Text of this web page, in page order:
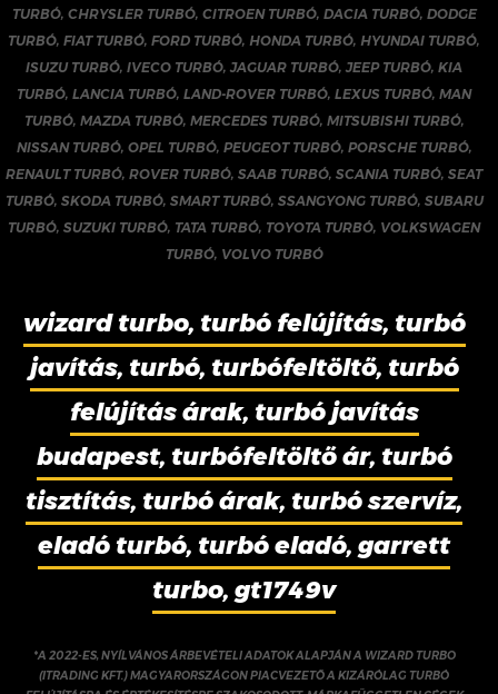
TURBÓ, CHRYSLER TURBÓ, CITROEN TURBÓ, DACIA TURBÓ, DODGE
TURBÓ,FIAT TURBÓ,FORD TURBÓ, HONDA TURBÓ, HYUNDAI TURBÓ,
ISUZU TURBÓ,IVECO TURBÓ,JAGUAR TURBÓ,JEEP TURBÓ,KIA
TURBÓ,LANCIA TURBÓ,LAND-ROVER TURBÓ,LEXUS TURBÓ,MAN
TURBÓ, MAZDA TURBÓ, MERCEDES TURBÓ, MITSUBISHI TURBÓ,
NISSAN TURBÓ, OPEL TURBÓ, PEUGEOT TURBÓ, PORSCHE TURBÓ,
RENAULT TURBÓ,ROVER TURBÓ,SAAB TURBÓ,SCANIA TURBÓ,SEAT
TURBÓ, SKODA TURBÓ, SMART TURBÓ, SSANGYONG TURBÓ, SUBARU
TURBÓ,SUZUKI TURBÓ, TATA TURBÓ, TOYOTA TURBÓ, VOLKSWAGEN
TURBÓ, VOLVO TURBÓ
wizard turbo, turbó felújítás, turbó
javítás, turbó, turbófeltöltő, turbó
felújítás árak, turbó javítás
budapest, turbófeltöltő ár, turbó
tisztítás, turbó árak, turbó szervíz,
eladó turbó, turbó eladó, garrett
turbo, gt1749v
*A 2022-ES, NYÍLVÁNOS ÁRBEVÉTELI ADATOK ALAPJÁN A WIZARD TURBO
(ITRADING KFT.) MAGYARORSZÁGON PIACVEZETŐ A KIZÁRÓLAG TURBÓ